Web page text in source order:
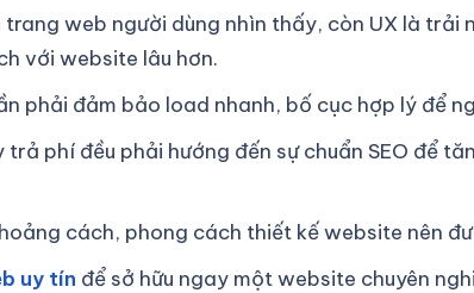
trang web người dùng nhìn thấy, còn UX là
với website lâu hơn.
phải đảm bảo load nhanh, bố cục hợp lý để
phí đều phải hướng đến sự chuẩn SEO để
cách, phong cách thiết kế website nên
uy tín để sở hữu ngay một website chuyên